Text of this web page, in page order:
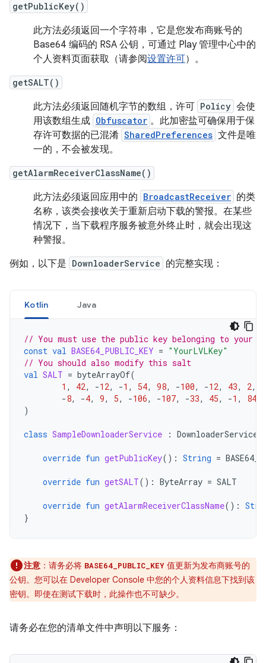
getPublicKey()
此方法必须返回一个字符串，它是您发布商账号的
Base64 编码的 RSA 公钥，可通过 Play 管理中心中的
个人资料页面获取（请参阅设置许可）。
getSALT()
此方法必须返回随机字节的数组，许可 Policy 会使
用该数组生成 Obfuscator 。此加密盐可确保用于保
存许可数据的已混淆 SharedPreferences 文件是唯
一的，不会被发现。
getAlarmReceiverClassName()
此方法必须返回应用中的 BroadcastReceiver 的类
名称，该类会接收关于重新启动下载的警报。在某些
情况下，当下载程序服务被意外终止时，就会出现这
种警报。
例如，以下是 DownloaderService 的完整实现：
Kotlin Java
// You must use the public key belonging to your
const val BASE64_PUBLIC_KEY = "YourLVLKey"
// You should also modify this salt
val SALT = byteArrayOf(
1 , 42, -12, -1 , 54, 98, -100, -12, 43, 2,
-8, -4, 9, 5, -106, -107, -33, 45, -1 ,
84
)
class SampleDownloaderService : DownloaderService
override fun getPublicKey(): String =
override fun getSALT(): ByteArray = SALT
override fun getAlarmReceiverClassName():
}
注意 ：请务必将 BASE64_PUBLIC_KEY 值更新为发布商账号的
公钥。您可以在 Developer Console 中您的个人资料信息下找到该
密钥。即使在测试下载时，此操作也不可缺少。
请务必在您的清单文件中声明以下服务：